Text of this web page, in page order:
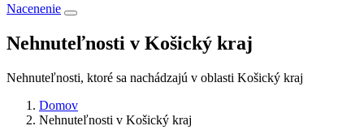
Nacenenie
Nehnuteľnosti v Košický kraj
Nehnuteľnosti, ktoré sa nachádzajú v oblasti Košický kraj
Domov
Nehnuteľnosti v Košický kraj